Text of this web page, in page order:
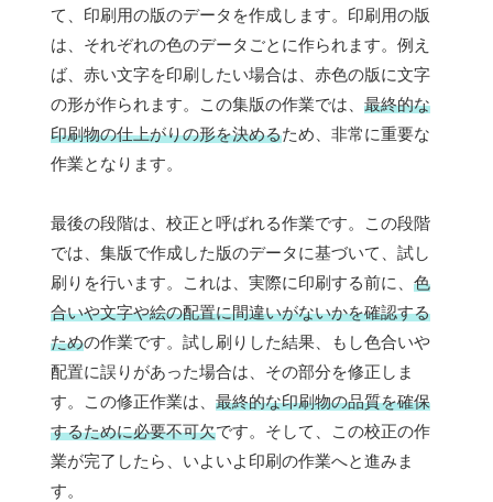
て、印刷用の版のデータを作成します。印刷用の版
は、それぞれの色のデータごとに作られます。例え
ば、赤い文字を印刷したい場合は、赤色の版に文字
の形が作られます。この集版の作業では、 最終的な
印刷物の仕上がりの形を決めるため、非常に重要な
作業となります。
最後の段階は、校正と呼ばれる作業です。この段階
では、集版で作成した版のデータに基づいて、試し
刷りを行います。これは、実際に印刷する前に、 色
合いや文字や絵の配置に間違いがないかを確認する
ための作業です。試し刷りした結果、もし色合いや
配置に誤りがあった場合は、その部分を修正しま
す。この修正作業は、 最終的な印刷物の品質を確保
するために必要不可欠です。そして、この校正の作
業が完了したら、いよいよ印刷の作業へと進みま
す。